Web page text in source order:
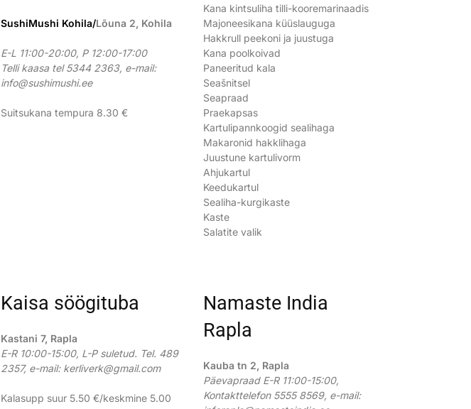
SushiMushi Kohila/Lõuna 2, Kohila
E-L 11:00-20:00, P 12:00-17:00
Telli kaasa tel 5344 2363, e-mail:
info@sushimushi.ee
Suitsukana tempura 8.30 €
Kana kintsuliha tilli-kooremarinaadis
Majoneesikana küüslauguga
Hakkrull peekoni ja juustuga
Kana poolkoivad
Paneeritud kala
Seašnitsel
Seapraad
Praekapsas
Kartulipannkoogid sealihaga
Makaronid hakklihaga
Juustune kartulivorm
Ahjukartul
Keedukartul
Sealiha-kurgikaste
Kaste
Salatite valik
Kaisa söögituba
Kastani 7, Rapla
E-R 10:00-15:00, L-P suletud. Tel. 489
2357, e-mail: kerliverk@gmail.com
Kalasupp suur 5.50 €/keskmine 5.00
Namaste India
Rapla
Kauba tn 2, Rapla
Päevapraad E-R 11:00-15:00,
Kontakttelefon 5555 8569, e-mail: